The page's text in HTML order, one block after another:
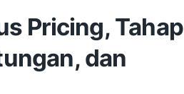
Pricing, Tahap
dan